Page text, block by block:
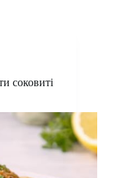
соковиті